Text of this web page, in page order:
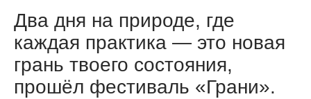
Два дня на природе, где
каждая практика — это новая
грань твоего состояния,
прошёл фестиваль «Грани».